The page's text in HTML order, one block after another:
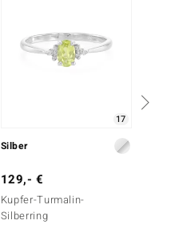
17
Silber
129,- €
Kupfer-Turmalin-
Silberring